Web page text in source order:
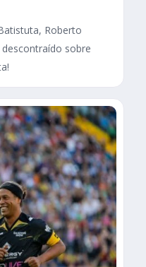
Roberto
sobre